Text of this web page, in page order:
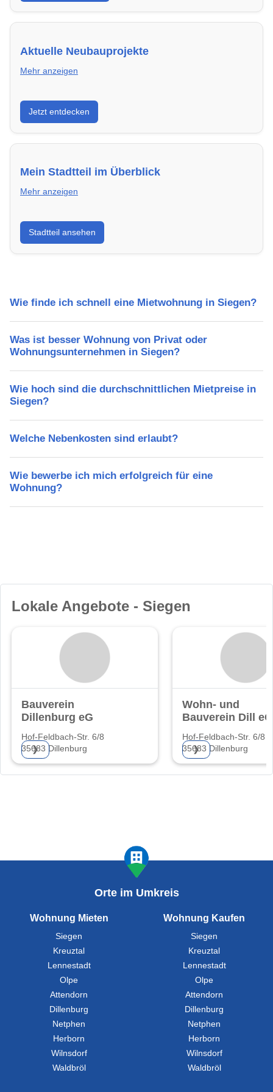
Aktuelle Neubauprojekte
Mehr anzeigen
Entdecke Neubauprojekte in Siegen – modern,
energieeffizient und sofort bezugsfertig.
Jetzt entdecken
Mein Stadtteil im Überblick
Mehr anzeigen
Erfahre mehr über deinen Stadtteil in Siegen:
Lebensqualität, Verkehrsanbindung, Schulen,
Freizeitmöglichkeiten und Mietpreise.
Stadtteil ansehen
Wie finde ich schnell eine Mietwohnung in Siegen?
Was ist besser Wohnung von Privat oder
Wohnungsunternehmen in Siegen?
Wie hoch sind die durchschnittlichen Mietpreise in
Siegen?
Welche Nebenkosten sind erlaubt?
Wie bewerbe ich mich erfolgreich für eine
Wohnung?
Lokale Angebote - Siegen
Bauverein
Dillenburg eG
Hof-Feldbach-Str. 6/8
35683 Dillenburg
❯
Wohn- und
Bauverein Dill eG
Hof-Feldbach-Str. 6/8
35683 Dillenburg
❯
Orte im Umkreis
Wohnung Mieten
Siegen
Kreuztal
Lennestadt
Olpe
Attendorn
Dillenburg
Netphen
Herborn
Wilnsdorf
Waldbröl
Wohnung Kaufen
Siegen
Kreuztal
Lennestadt
Olpe
Attendorn
Dillenburg
Netphen
Herborn
Wilnsdorf
Waldbröl